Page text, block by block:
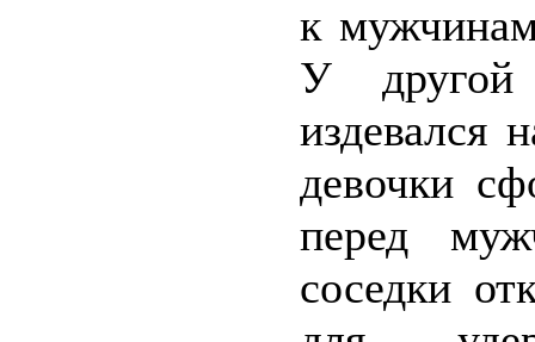
к
У
издевался
девочки
перед
соседки